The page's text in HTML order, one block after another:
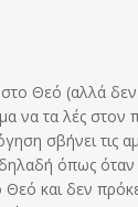
Θεό (αλλά δεν
να τα λές
σβήνει τις
όπως όταν
και δεν